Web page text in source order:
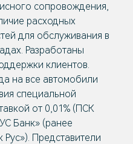
сопровождения,
расходных
для обслуживания в
Разработаны
клиентов.
на все автомобили
специальной
от 0,01% (ПСК
Банк» (ранее
Представители